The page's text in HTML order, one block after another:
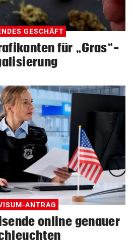
GESCHÄFT
für „Gras“-
ANTRAG
online genauer